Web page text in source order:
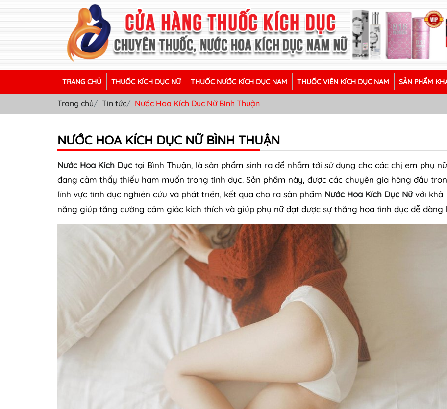
TRANG CHỦ THUỐC KÍCH DỤC NỮ THUỐC NƯỚC KÍCH DỤC NAM THUỐC VIÊN KÍCH DỤC NAM SẢN PHẨM
Trang chủ Tin tức Nước Hoa Kích Dục Nữ Bình Thuận
NƯỚC HOA KÍCH DỤC NỮ BÌNH THUẬN
Nước Hoa Kích Dục tại Bình Thuận, là sản phẩm sinh ra để nhắm tới sử dụng cho các chị em phụ nữ
đang cảm thấy thiếu ham muốn trong tình dục. Sản phẩm này, được các chuyên gia hàng đầu
lĩnh vực tình dục nghiên cứu và phát triển, kết qua cho ra sản phẩm Nước Hoa Kích Dục Nữ với khả
năng giúp tăng cường cảm giác kích thích và giúp phụ nữ đạt được sự thăng hoa tình dục dễ dàng